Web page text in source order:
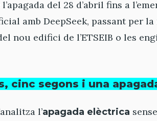
del 28 d’abril fins a
amb DeepSeek, passant per
nou edifici de l’ETSEIB o les
cinc segons i una
l’apagada elèctrica